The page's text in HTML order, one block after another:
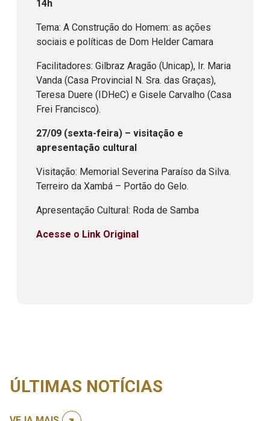
14h
Tema: A Construção do Homem: as ações
sociais e políticas de Dom Helder Camara
Facilitadores: Gilbraz Aragão (Unicap), Ir. Maria
Vanda (Casa Provincial N. Sra. das Graças),
Teresa Duere (IDHeC) e Gisele Carvalho (Casa
Frei Francisco).
27/09 (sexta-feira) – visitação e
apresentação cultural
Visitação: Memorial Severina Paraíso da Silva.
Terreiro da Xambá – Portão do Gelo.
Apresentação Cultural: Roda de Samba
Acesse o Link Original
ÚLTIMAS NOTÍCIAS